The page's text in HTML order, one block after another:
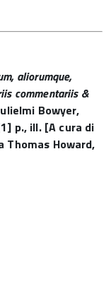
aliorumque,
commentariis &
Bowyer,
p., ill. [A cura di
Howard,